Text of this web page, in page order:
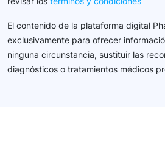
El contenido de la plataforma digital
exclusivamente para ofrecer
ninguna circunstancia, sustituir las
diagnósticos o tratamientos médicos